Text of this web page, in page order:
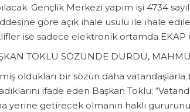
Gençlik Merkezi yapım işi 4734
göre açık ihale usulü ile ihale
ise sadece elektronik ortamda EKAP
TOKLU SÖZÜNDE DURDU,
oldukları bir sözün daha
ifade eden Başkan Toklu;
yerine getirecek olmanın haklı